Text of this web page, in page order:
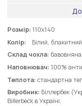
Розмір: 110х140
Колір: Білий,
Склад чохла:
Наповнювач: 100%
Теплота: стандартна
Виробник: Біллербек
Billerbeck в Україні.